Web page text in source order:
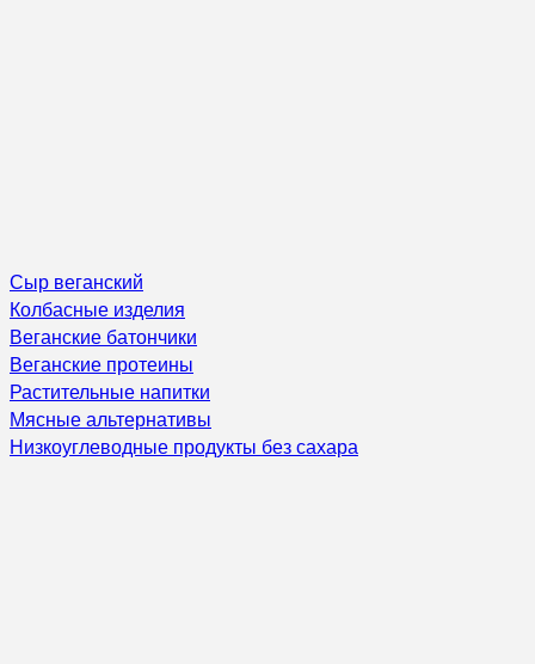
Сыр веганский
Колбасные изделия
Веганские батончики
Веганские протеины
Растительные напитки
Мясные альтернативы
Низкоуглеводные продукты без сахара